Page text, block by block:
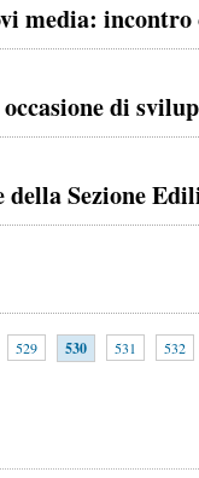
media:
di
della Sezione
529 530 531
532